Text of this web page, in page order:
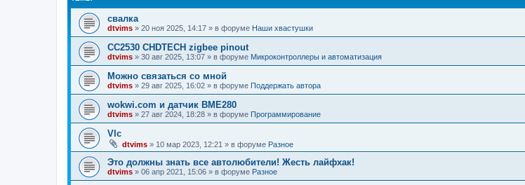
свалка
dtvims » 20 ноя 2025, 14:17 » в форуме Наши хвастушки
CC2530 CHDTECH zigbee pinout
dtvims » 30 авг 2025, 13:07 » в форуме Микроконтроллеры и автоматизация
Можно связаться со мной
dtvims » 29 авг 2025, 16:02 » в форуме Поддержать автора
wokwi.com и датчик BME280
dtvims » 27 авг 2024, 18:28 » в форуме Программирование
Vlc
dtvims » 10 мар 2023, 12:21 » в форуме Разное
Это должны знать все автолюбители! Жесть лайфхак!
dtvims » 06 апр 2021, 15:06 » в форуме Разное